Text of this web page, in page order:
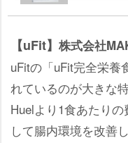
【uFit】 株式会社
uFitの「uFit完全栄養
れているのが大きな
Huelより1食あたり
して腸内環境を改善